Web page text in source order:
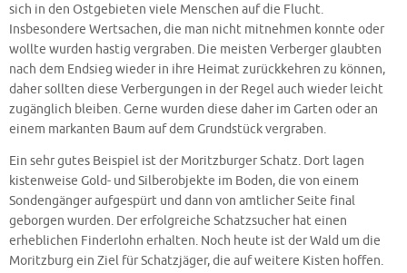
sich in den Ostgebieten viele Menschen auf die Flucht.
Insbesondere Wertsachen, die man nicht mitnehmen konnte oder
wollte wurden hastig vergraben. Die meisten Verberger glaubten
nach dem Endsieg wieder in ihre Heimat zurückkehren zu können,
daher sollten diese Verbergungen in der Regel auch wieder leicht
zugänglich bleiben. Gerne wurden diese daher im Garten oder an
einem markanten Baum auf dem Grundstück vergraben.
Ein sehr gutes Beispiel ist der Moritzburger Schatz. Dort lagen
kistenweise Gold- und Silberobjekte im Boden, die von einem
Sondengänger aufgespürt und dann von amtlicher Seite final
geborgen wurden. Der erfolgreiche Schatzsucher hat einen
erheblichen Finderlohn erhalten. Noch heute ist der Wald um die
Moritzburg ein Ziel für Schatzjäger, die auf weitere Kisten hoffen.